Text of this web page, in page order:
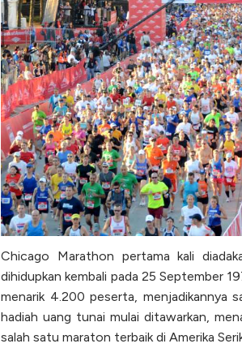
Chicago Marathon pertama kali
dihidupkan kembali pada 25 September
menarik 4.200 peserta, menjadikannya
hadiah uang tunai mulai ditawarkan,
salah satu maraton terbaik di Amerika